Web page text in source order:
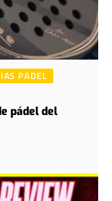
PADEL
pádel del